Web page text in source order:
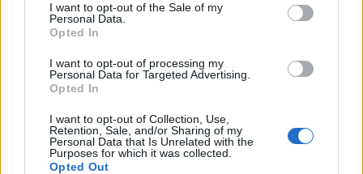
I want to opt-out of the Sale of my
Personal Data.
Opted In
I want to opt-out of processing my
Personal Data for Targeted Advertising.
Opted In
I want to opt-out of Collection, Use,
Retention, Sale, and/or Sharing of my
Personal Data that Is Unrelated with the
Purposes for which it was collected.
Opted Out
meraviglioso e il fatto di avere una famiglia per
me è molto importante.
avere un figlio potesse essere così bello. Ha
davvero cambiato tante cose della mia vita”.
I tifosi
“In questo caso non scelgo una singola